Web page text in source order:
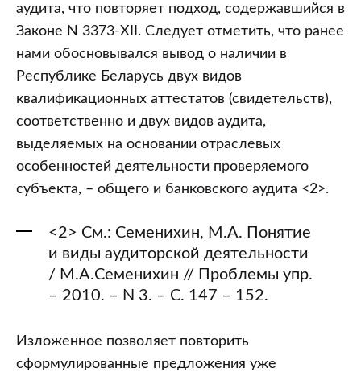
аудита, что повторяет подход, содержавшийся в
Законе N 3373-XII. Следует отметить, что ранее
нами обосновывался вывод о наличии в
Республике Беларусь двух видов
квалификационных аттестатов (свидетельств),
соответственно и двух видов аудита,
выделяемых на основании отраслевых
особенностей деятельности проверяемого
субъекта, – общего и банковского аудита <2>.
<2> См.: Семенихин, М.А. Понятие
и виды аудиторской деятельности
/ М.А.Семенихин // Проблемы упр.
– 2010. – N 3. – С. 147 – 152.
Изложенное позволяет повторить
сформулированные предложения уже